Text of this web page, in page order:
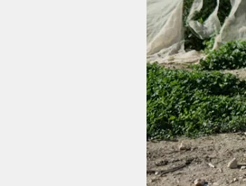
shop
fragen & hilfe
abo